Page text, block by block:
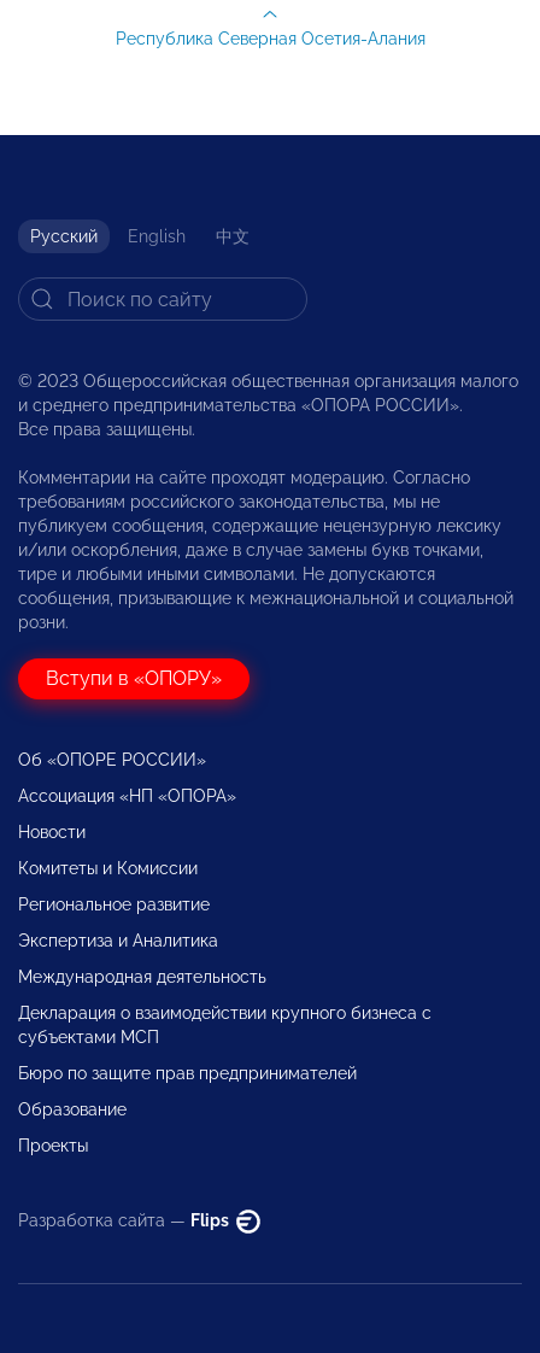
Республика Северная Осетия-Алания
Русский English 中文
© 2023 Общероссийская общественная организация малого
и среднего предпринимательства «ОПОРА РОССИИ».
Все права защищены.
Комментарии на сайте проходят модерацию. Согласно
требованиям российского законодательства, мы не
публикуем сообщения, содержащие нецензурную лексику
и/или оскорбления, даже в случае замены букв точками,
тире и любыми иными символами. Не допускаются
сообщения, призывающие к межнациональной и социальной
розни.
Вступи в «ОПОРУ»
Об «ОПОРЕ РОССИИ»
Ассоциация «НП «ОПОРА»
Новости
Комитеты и Комиссии
Региональное развитие
Экспертиза и Аналитика
Международная деятельность
Декларация о взаимодействии крупного бизнеса с
субъектами МСП
Бюро по защите прав предпринимателей
Образование
Проекты
Разработка сайта — Flips